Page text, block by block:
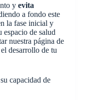
y evita
a fondo este
la fase inicial y
espacio de salud
nuestra página de
desarrollo de tu
capacidad de